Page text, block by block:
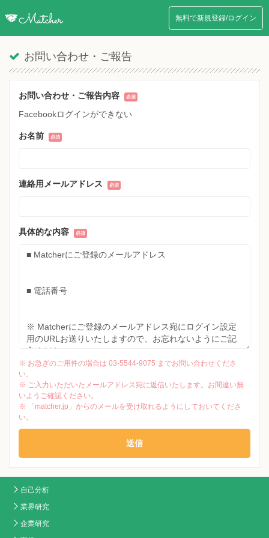
無料で新規登録/ログイン
お問い合わせ・ご報告
お問い合わせ・ご報告内容
Facebookログインができない
お名前
連絡用メールアドレス
具体的な内容
※ お急ぎのご用件の場合は 03-5544-9075 までお問い合わせくださ
い。
※ ご入力いただいたメールアドレス宛に返信いたします。お間違い無
いようご確認ください。
※ 「matcher.jp」からのメールを受け取れるようにしておいてくださ
い。
自己分析
業界研究
企業研究